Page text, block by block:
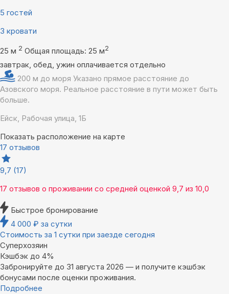
5 гостей
3 кровати
25 м 2 Общая площадь: 25 м2
завтрак, обед, ужин оплачивается отдельно
200 м до моря Указано прямое расстояние до
Азовского моря. Реальное расстояние в пути может быть
больше.
Ейск, Рабочая улица, 1Б
Показать расположение на карте
17 отзывов
9,7 (17)
17 отзывов о проживании со средней оценкой 9,7 из 10,0
Быстрое бронирование
4 000 ₽ за сутки
Стоимость за 1 сутки при заезде сегодня
Суперхозяин
Кэшбэк до 4%
Забронируйте до 31 августа 2026 — и получите кэшбэк
бонусами после оценки проживания.
Подробнее